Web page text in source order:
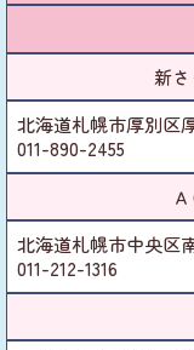
新
北海道札幌市厚別区
011-890-2455
北海道札幌市中央区
011-212-1316